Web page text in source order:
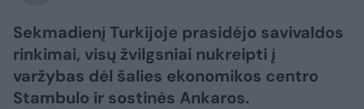
Sekmadienį Turkijoje prasidėjo savivaldos
rinkimai, visų žvilgsniai nukreipti į
varžybas dėl šalies ekonomikos centro
Stambulo ir sostinės Ankaros.